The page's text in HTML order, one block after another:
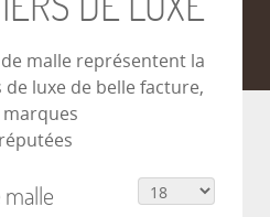
malle représentent la
luxe de belle facture,
marques